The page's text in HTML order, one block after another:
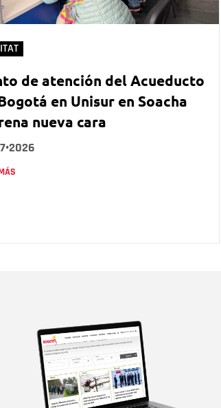
de atención del Acueducto
en Unisur en Soacha
nueva cara